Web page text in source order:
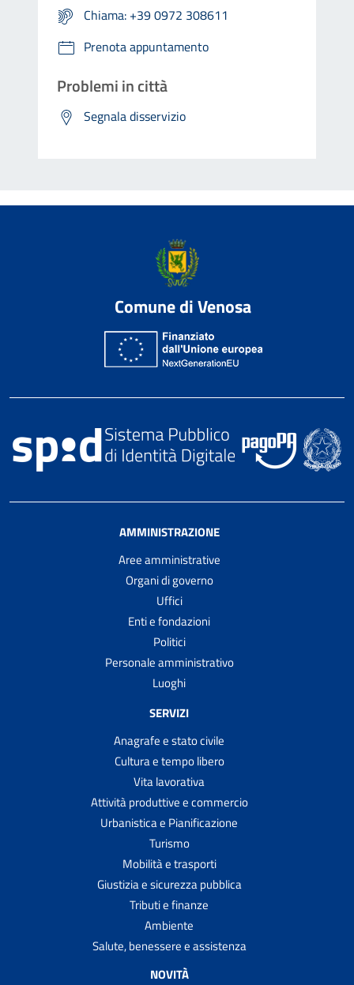
Chiama: +39 0972 308611
Prenota appuntamento
Problemi in città
Segnala disservizio
Comune di Venosa
AMMINISTRAZIONE
Aree amministrative
Organi di governo
Uffici
Enti e fondazioni
Politici
Personale amministrativo
Luoghi
SERVIZI
Anagrafe e stato civile
Cultura e tempo libero
Vita lavorativa
Attività produttive e commercio
Urbanistica e Pianificazione
Turismo
Mobilità e trasporti
Giustizia e sicurezza pubblica
Tributi e finanze
Ambiente
Salute, benessere e assistenza
NOVITÀ